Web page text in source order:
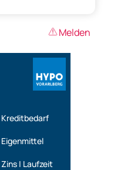
Melden
Kreditbedarf
Eigenmittel
Zins | Laufzeit